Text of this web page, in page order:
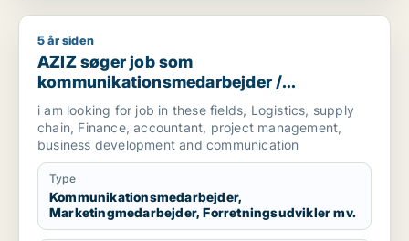
AZIZ søger job som kommunikationsmedarbejder /
5 år siden
AZIZ søger job som
kommunikationsmedarbejder /
marketingmedarbejder /
forretningsudvikler /
regnskabsmedarbejder / revisor
i am looking for job in these fields, Logistics, supply
chain, Finance, accountant, project management,
business development and communication
Type
Kommunikationsmedarbejder,
Marketingmedarbejder, Forretningsudvikler mv.